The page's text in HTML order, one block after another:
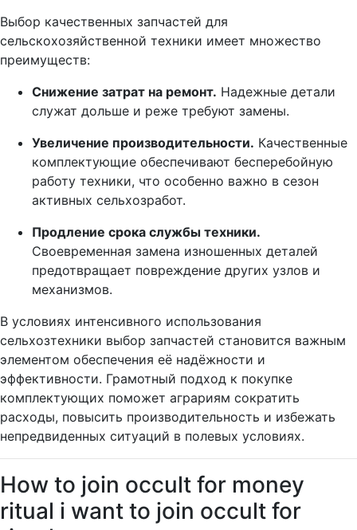
Выбор качественных запчастей для
сельскохозяйственной техники имеет множество
преимуществ:
Снижение затрат на ремонт. Надежные детали
служат дольше и реже требуют замены.
Увеличение производительности. Качественные
комплектующие обеспечивают бесперебойную
работу техники, что особенно важно в сезон
активных сельхозработ.
Продление срока службы техники.
Своевременная замена изношенных деталей
предотвращает повреждение других узлов и
механизмов.
В условиях интенсивного использования
сельхозтехники выбор запчастей становится важным
элементом обеспечения её надёжности и
эффективности. Грамотный подход к покупке
комплектующих поможет аграриям сократить
расходы, повысить производительность и избежать
непредвиденных ситуаций в полевых условиях.
How to join occult for money
ritual i want to join occult for